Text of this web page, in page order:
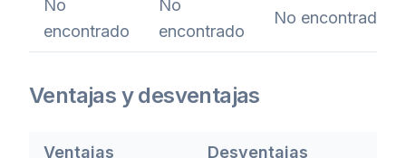
No
encontrado
No
encontrado
No encontrado
Ventajas y desventajas
Ventajas Desventajas